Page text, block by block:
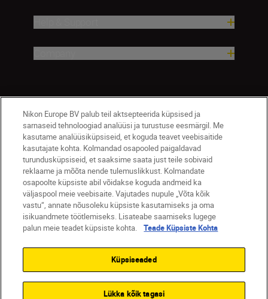
Eesti Nikon Sites
Contact Us Privacy Notice
Terms of Use
Cookie Notice
Cookie Settings
© 2026 Nikon
Nikon Europe BV palub teil aktsepteerida küpsised ja
sarnaseid tehnoloogiad analüüsi ja turustuse eesmärgil. Me
kasutame analüüsiküpsiseid, et koguda teavet veebisaitide
kasutajate kohta. Kolmandad osapooled paigaldavad
turundusküpsiseid, et saaksime saata just teile sobivaid
reklaame ja mõõta nende tulemuslikkust. Kolmandate
osapoolte küpsiste abil võidakse koguda andmeid ka
väljaspool meie veebisaite. Vajutades nupule „Võta kõik
vastu“, annate nõusoleku küpsiste kasutamiseks ja oma
isikuandmete töötlemiseks. Lisateabe saamiseks lugege
palun meie teadet küpsiste kohta.
Teade Küpsiste Kohta
Küpsiseaded
Lükka kõik tagasi